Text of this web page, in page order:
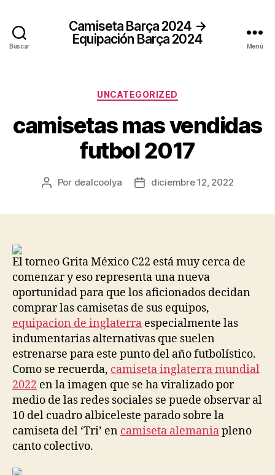
Buscar
Camiseta Barça 2024 →
Equipación Barça 2024
Menú
Categorías
UNCATEGORIZED
camisetas mas vendidas
futbol 2017
Autor
Por dealcoolya
Fechadiciembre 12, 2022
El torneo Grita México C22 está muy cerca de
comenzar y eso representa una nueva
oportunidad para que los aficionados decidan
comprar las camisetas de sus equipos,
equipacion de inglaterra especialmente las
indumentarias alternativas que suelen
estrenarse para este punto del año futbolístico.
Como se recuerda, camiseta inglaterra mundial
2022 en la imagen que se ha viralizado por
medio de las redes sociales se puede observar al
10 del cuadro albiceleste parado sobre la
camiseta del ‘Tri’ en camiseta alemaniapleno
canto colectivo.